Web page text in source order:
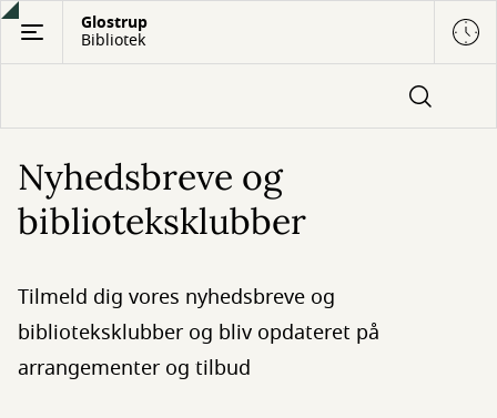
Gå
hovedindhold
Glostrup
Bibliotek
Nyhedsbreve og
biblioteksklubber
Tilmeld dig vores nyhedsbreve og
biblioteksklubber og bliv opdateret på
arrangementer og tilbud